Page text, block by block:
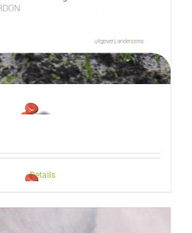
Details